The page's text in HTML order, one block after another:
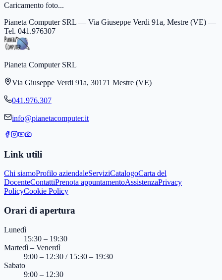
Caricamento foto...
Pianeta Computer SRL — Via Giuseppe Verdi 91a, Mestre (VE) —
Tel. 041.976307
Pianeta Computer SRL
Via Giuseppe Verdi 91a, 30171 Mestre (VE)
041.976.307
info@pianetacomputer.it
Link utili
Chi siamoProfilo aziendaleServiziCatalogoCarta del
DocenteContattiPrenota appuntamentoAssistenzaPrivacy
PolicyCookie Policy
Orari di apertura
Lunedì
15:30 – 19:30
Martedì – Venerdì
9:00 – 12:30 / 15:30 – 19:30
Sabato
9:00 – 12:30